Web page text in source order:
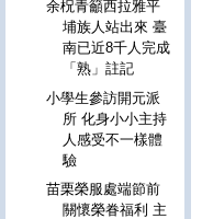
余柷青籲西拉雅平
埔族人站出來 臺
南已近8千人完成
「熟」註記
小學生參訪開元派
所 化身小小主持
人感受不一樣體
驗
苗栗榮服處端節前
關懷榮眷福利 主